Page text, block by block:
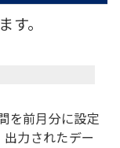
す。
を前月分に設定
力されたデー